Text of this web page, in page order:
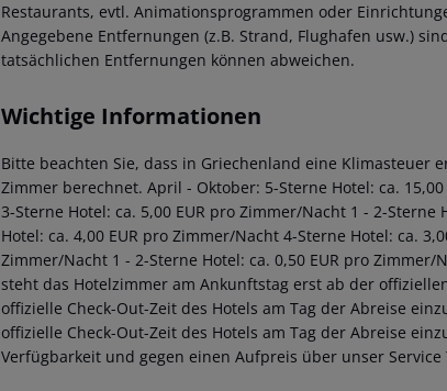
Restaurants, evtl. Animationsprogrammen oder
Angegebene Entfernungen (z.B. Strand, Flughafen usw.)
tatsächlichen Entfernungen können abweichen.
Wichtige Informationen
Bitte beachten Sie, dass in Griechenland eine
Zimmer berechnet. April - Oktober: 5-Sterne Hotel: ca.
3-Sterne Hotel: ca. 5,00 EUR pro Zimmer/Nacht 1 - 2-
Hotel: ca. 4,00 EUR pro Zimmer/Nacht 4-Sterne Hotel: ca.
Zimmer/Nacht 1 - 2-Sterne Hotel: ca. 0,50 EUR pro
steht das Hotelzimmer am Ankunftstag erst ab der
offizielle Check-Out-Zeit des Hotels am Tag der Abreise
offizielle Check-Out-Zeit des Hotels am Tag der Abreise
Verfügbarkeit und gegen einen Aufpreis über unser